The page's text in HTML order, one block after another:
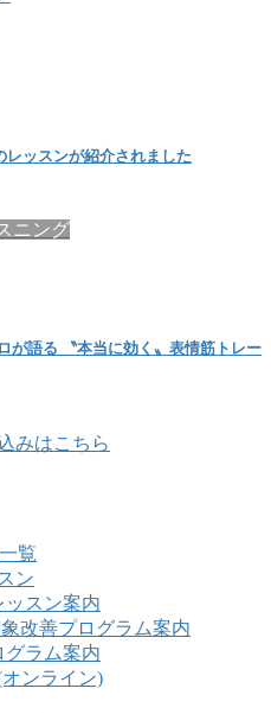
レッスンが紹介されました
ニング
が語る 〝本当に効く〟表情筋トレー
覧
ン
ッスン案内
改善プログラム案内
グラム案内
ンライン)